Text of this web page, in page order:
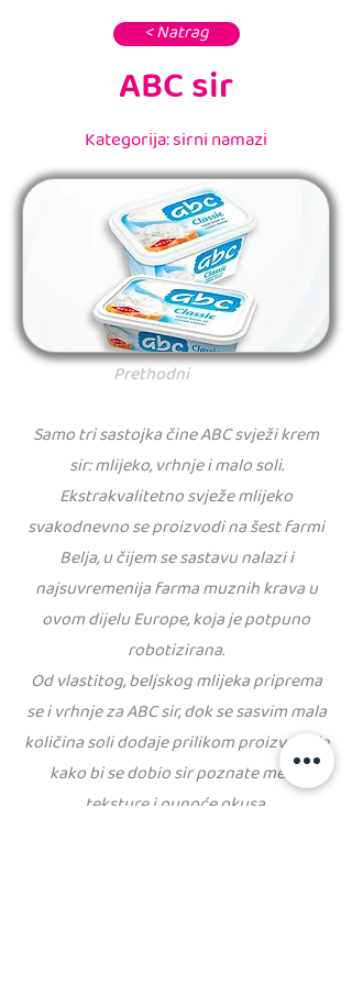
< Natrag
ABC sir
Kategorija: sirni namazi
Prethodni
Samo tri sastojka čine ABC svježi krem
sir: mlijeko, vrhnje i malo soli.
Ekstrakvalitetno svježe mlijeko
svakodnevno se proizvodi na šest farmi
Belja, u čijem se sastavu nalazi i
najsuvremenija farma muznih krava u
ovom dijelu Europe, koja je potpuno
robotizirana.
Od vlastitog, beljskog mlijeka priprema
se i vrhnje za ABC sir, dok se sasvim mala
količina soli dodaje prilikom proizvodnje
kako bi se dobio sir poznate meke
teksture i punoće okusa.